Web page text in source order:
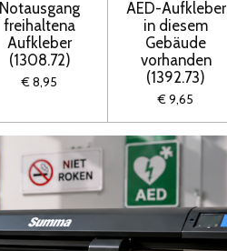
Notausgang
freihaltena
Aufkleber
(1308.72)
€ 8,95
AED-Aufkleber
in diesem
Gebäude
vorhanden
(1392.73)
€ 9,65